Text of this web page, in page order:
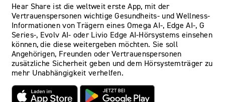
Hear Share ist die weltweit erste App, mit der
Vertrauenspersonen wichtige Gesundheits- und Wellness-
Informationen von Trägern eines Omega AI-, Edge AI-, G
Series-, Evolv AI- oder Livio Edge AI-Hörsystems einsehen
können, die diese weitergeben möchten. Sie soll
Angehörigen, Freunden oder Vertrauenspersonen
zusätzliche Sicherheit geben und dem Hörsystemträger zu
mehr Unabhängigkeit verhelfen.